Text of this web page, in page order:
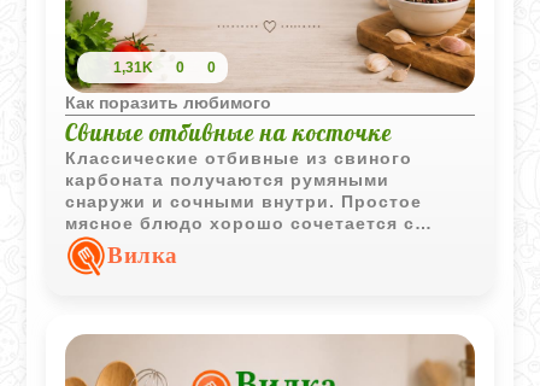
1,31K 0 0
Как поразить любимого
Свиные отбивные на косточке
Классические отбивные из свиного
карбоната получаются румяными
снаружи и сочными внутри. Простое
мясное блюдо хорошо сочетается с
картофелем и тушеной квашеной
капустой.
Вилка